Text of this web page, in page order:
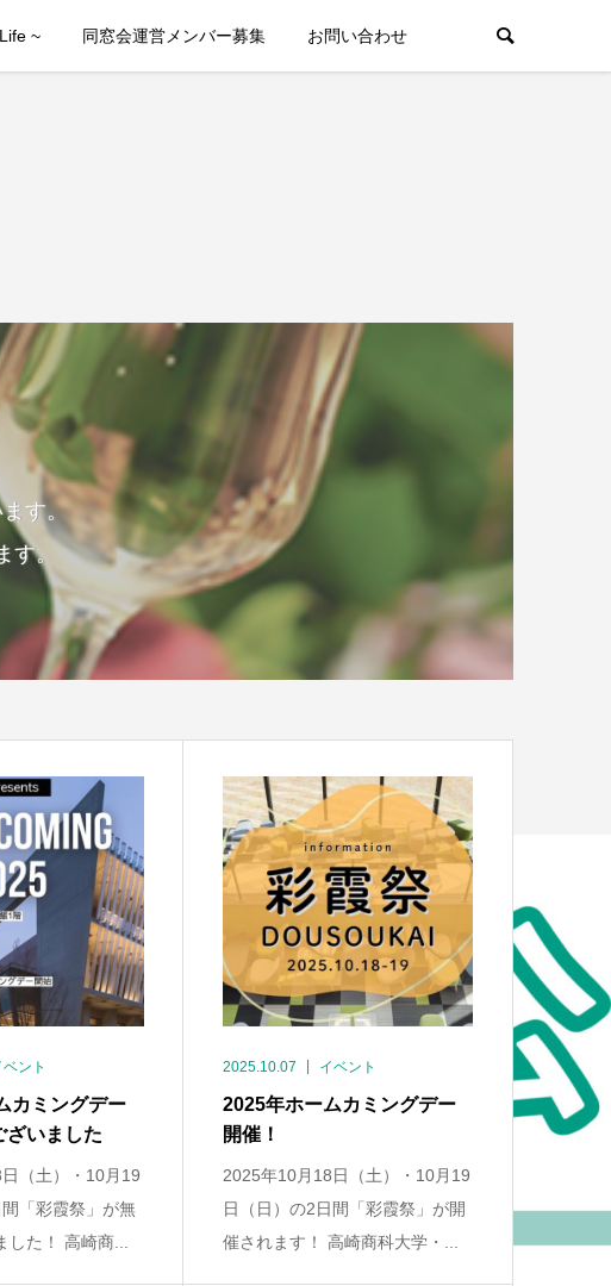
~ 同窓会運営メンバー募集 お問い合わせ
す。
。
ベント
カミングデー
ざいました
（土）・10月19
「彩霞祭」が無
した！ 高崎商...
2025.10.07 イベント
2025年ホームカミングデー
開催！
2025年10月18日（土）・10月19
日（日）の2日間「彩霞祭」が開
催されます！ 高崎商科大学・...